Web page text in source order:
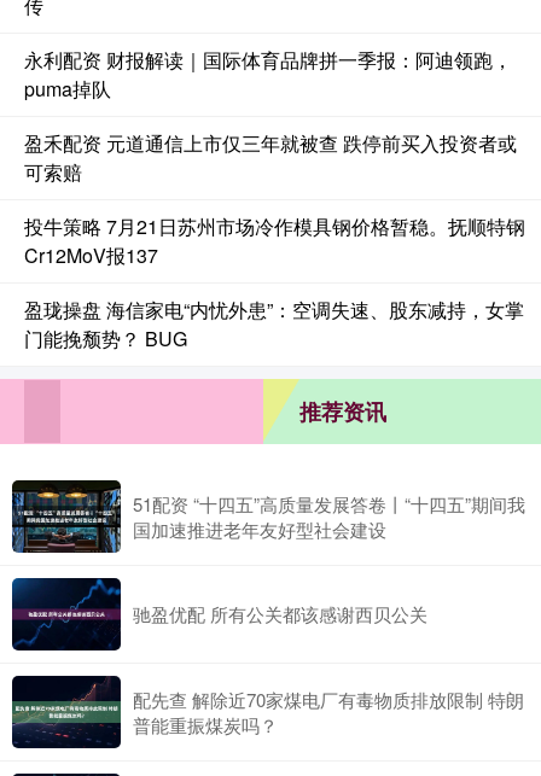
永利配资 财报解读｜国际体育品牌拼一季报：阿迪领跑，
puma掉队
盈禾配资 元道通信上市仅三年就被查 跌停前买入投资者或
可索赔
投牛策略 7月21日苏州市场冷作模具钢价格暂稳。抚顺特钢
Cr12MoV报137
盈珑操盘 海信家电“内忧外患”：空调失速、股东减持，女掌
门能挽颓势？ BUG
推荐资讯
51配资 “十四五”高质量发展答卷丨“十四五”期间我
国加速推进老年友好型社会建设
驰盈优配 所有公关都该感谢西贝公关
配先查 解除近70家煤电厂有毒物质排放限制 特朗
普能重振煤炭吗？